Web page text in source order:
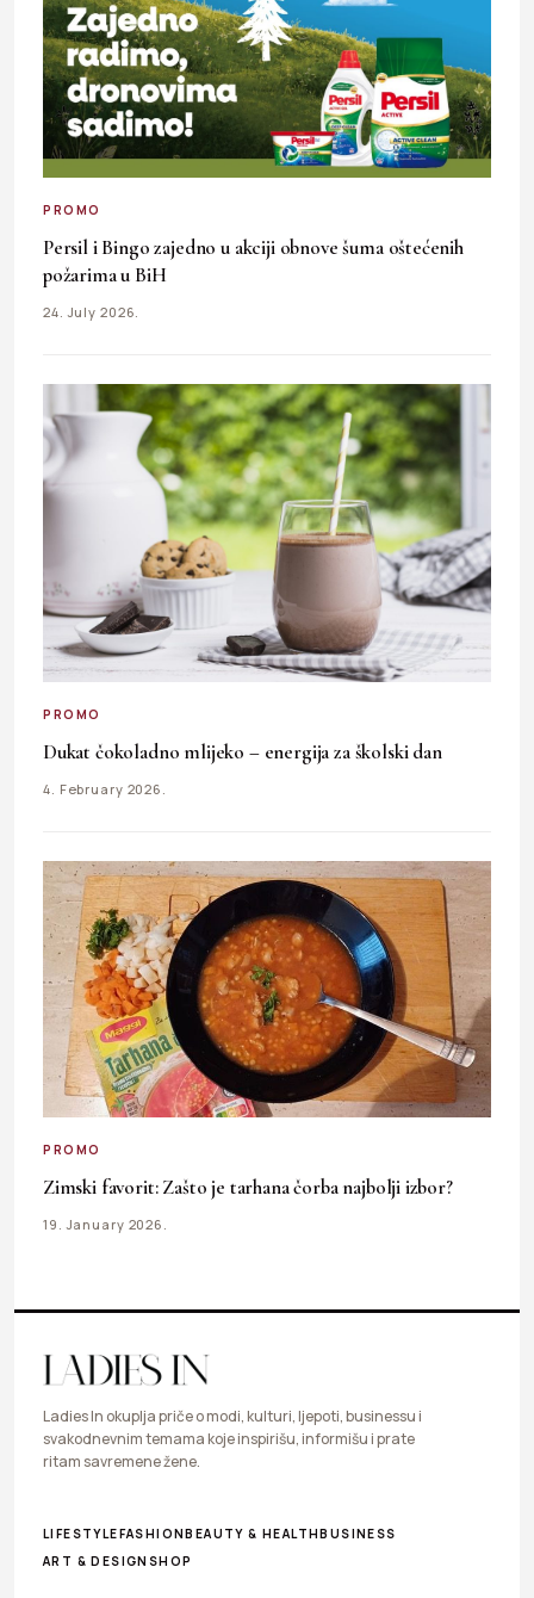
PROMO
Persil i Bingo zajedno u akciji obnove šuma oštećenih
požarima u BiH
24. July 2026.
PROMO
Dukat čokoladno mlijeko – energija za školski dan
4. February 2026.
PROMO
Zimski favorit: Zašto je tarhana čorba najbolji izbor?
19. January 2026.
Ladies In okuplja priče o modi, kulturi, ljepoti, businessu i
svakodnevnim temama koje inspirišu, informišu i prate
ritam savremene žene.
LIFESTYLEFASHIONBEAUTY & HEALTHBUSINESS
ART & DESIGN SHOP